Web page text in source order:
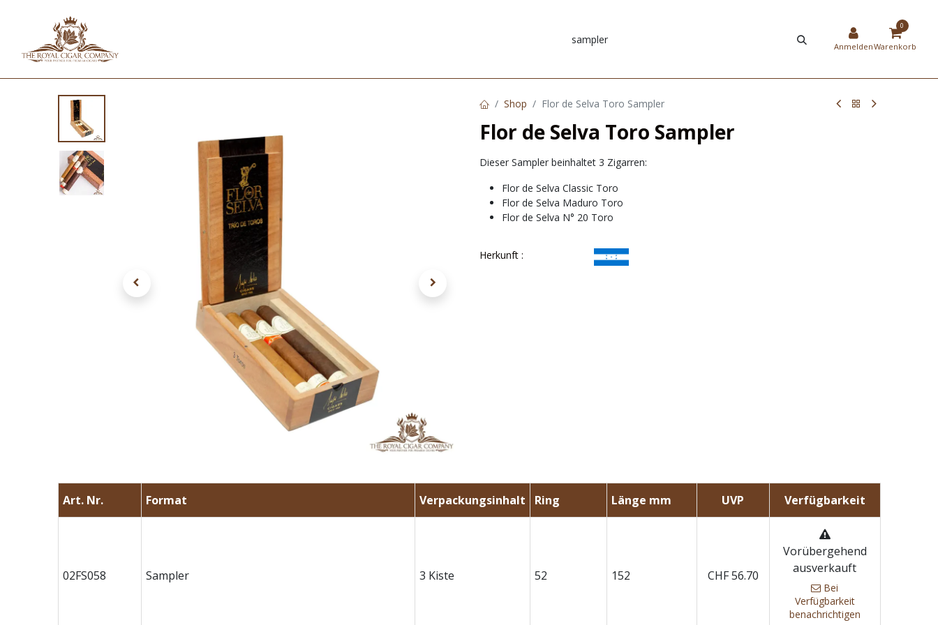
NEUKUNDE REGISTRIERUNG
Anmelden
0
Warenkorb
Shop Flor de Selva Toro Sampler
Flor de Selva Toro Sampler
Dieser Sampler beinhaltet 3 Zigarren:
Flor de Selva Classic Toro
Flor de Selva Maduro Toro
Flor de Selva N° 20 Toro
Herkunft :
Art. Nr. Format Verpackungsinhalt Ring Länge mm UVP Verfügbarkeit
02FS058 Sampler 3 Kiste 52 152 CHF56.70
Vorübergehend
ausverkauft
Bei
Verfügbarkeit
benachrichtigen